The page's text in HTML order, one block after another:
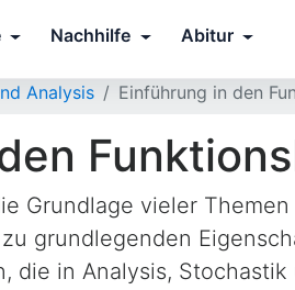
Nachhilfe Abitur
Analysis Einführung in den
Grundlage vieler
grundlegenden
die in Analysis,